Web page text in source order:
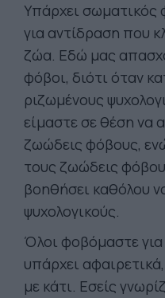
Υπάρχει σωματικός
για αντίδραση που
ζώα. Εδώ μας
φόβοι, διότι όταν
ριζωμένους
είμαστε σε θέση να
ζωώδεις φόβους,
τους ζωώδεις
βοηθήσει καθόλου
ψυχολογικούς.
Όλοι φοβόμαστε για
υπάρχει
με κάτι. Εσείς